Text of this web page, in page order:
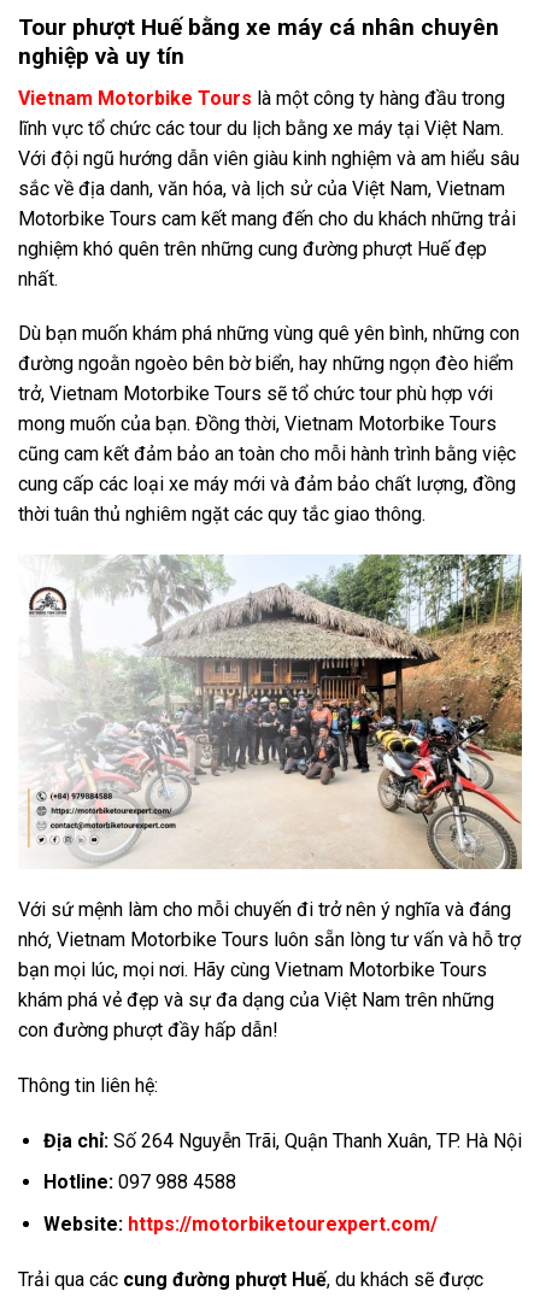
Tour phượt Huế bằng xe máy cá nhân chuyên
nghiệp và uy tín
Vietnam Motorbike Tours là một công ty hàng đầu trong
lĩnh vực tổ chức các tour du lịch bằng xe máy tại Việt Nam.
Với đội ngũ hướng dẫn viên giàu kinh nghiệm và am hiểu sâu
sắc về địa danh, văn hóa, và lịch sử của Việt Nam, Vietnam
Motorbike Tours cam kết mang đến cho du khách những trải
nghiệm khó quên trên những cung đường phượt Huế đẹp
nhất.
Dù bạn muốn khám phá những vùng quê yên bình, những con
đường ngoằn ngoèo bên bờ biển, hay những ngọn đèo hiểm
trở, Vietnam Motorbike Tours sẽ tổ chức tour phù hợp với
mong muốn của bạn. Đồng thời, Vietnam Motorbike Tours
cũng cam kết đảm bảo an toàn cho mỗi hành trình bằng việc
cung cấp các loại xe máy mới và đảm bảo chất lượng, đồng
thời tuân thủ nghiêm ngặt các quy tắc giao thông.
Với sứ mệnh làm cho mỗi chuyến đi trở nên ý nghĩa và đáng
nhớ, Vietnam Motorbike Tours luôn sẵn lòng tư vấn và hỗ trợ
bạn mọi lúc, mọi nơi. Hãy cùng Vietnam Motorbike Tours
khám phá vẻ đẹp và sự đa dạng của Việt Nam trên những
con đường phượt đầy hấp dẫn!
Thông tin liên hệ:
Địa chỉ:Số 264 Nguyễn Trãi, Quận Thanh Xuân, TP. Hà Nội
Hotline:097 988 4588
Website: https://motorbiketourexpert.com/
Trải qua các cung đường phượt Huế, du khách sẽ được